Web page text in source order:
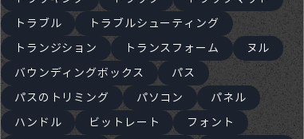
トラブル
トラブルシューティング
トランジション
トランスフォーム
ヌル
バウンディングボックス
パス
パスのトリミング
パソコン
パネル
ハンドル
ビットレート
フォント